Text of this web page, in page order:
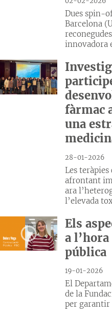
Dues spin-
Barcelona
innovadora
fàrmac
una
28-01-2026
Les
afrontant
ara
l’elevada
Els
a
pública
19-01-2026
El
de la
per garantir